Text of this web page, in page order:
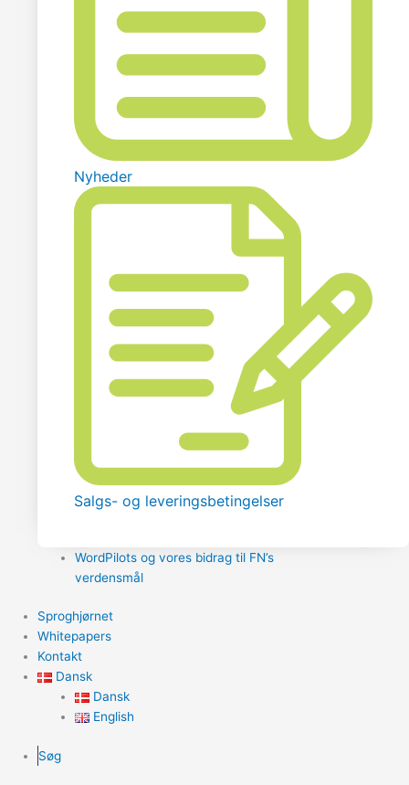
Nyheder
Salgs- og leveringsbetingelser
WordPilots og vores bidrag til FN’s
verdensmål
Sproghjørnet
Whitepapers
Kontakt
Dansk
Dansk
English
Søg